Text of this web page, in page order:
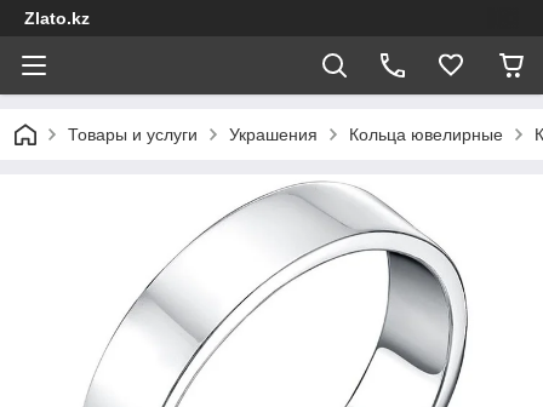
Zlato.kz
Товары и услуги Украшения Кольца ювелирные